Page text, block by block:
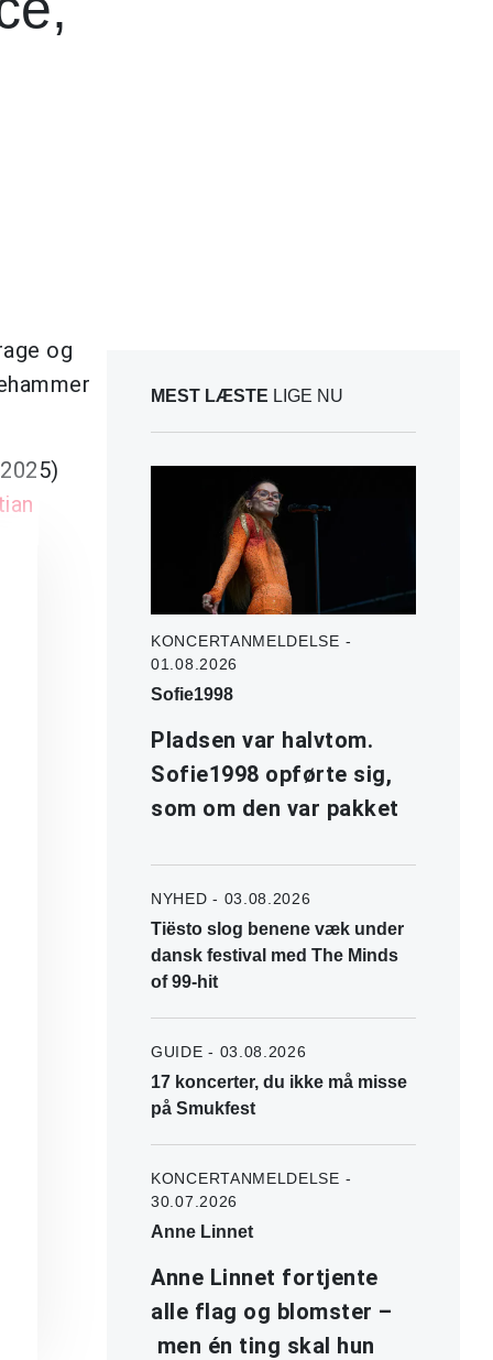
og
MEST LÆSTE LIGE NU
KONCERTANMELDELSE -
01.08.2026
Sofie1998
Pladsen var halvtom.
Sofie1998 opførte sig,
som om den var pakket
NYHED - 03.08.2026
Tiësto slog benene væk under
dansk festival med The Minds
of 99-hit
GUIDE - 03.08.2026
17 koncerter, du ikke må misse
på Smukfest
KONCERTANMELDELSE -
30.07.2026
Anne Linnet
Anne Linnet fortjente
alle flag og blomster –
men én ting skal hun